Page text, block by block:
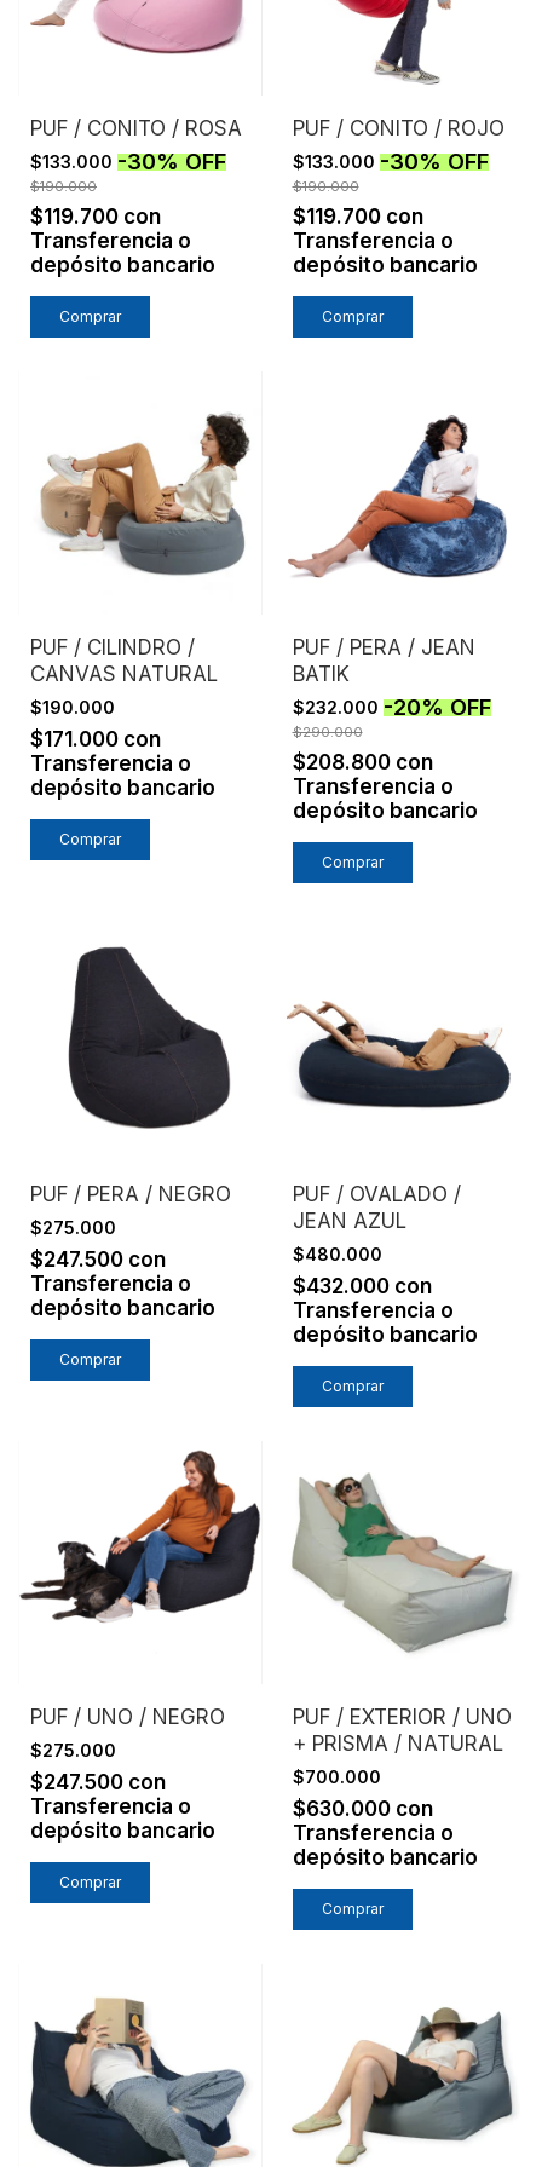
PUF / CONITO / ROSA
$133.000 -30%OFF
$190.000
$119.700 con
Transferencia o
depósito bancario
PUF / CONITO / ROJO
$133.000 -30%OFF
$190.000
$119.700 con
Transferencia o
depósito bancario
PUF / CILINDRO /
CANVAS NATURAL
$190.000
$171.000 con
Transferencia o
depósito bancario
PUF / PERA / JEAN
BATIK
$232.000 -20%OFF
$290.000
$208.800 con
Transferencia o
depósito bancario
PUF / PERA / NEGRO
$275.000
$247.500 con
Transferencia o
depósito bancario
PUF / OVALADO /
JEAN AZUL
$480.000
$432.000 con
Transferencia o
depósito bancario
PUF / UNO / NEGRO
$275.000
$247.500 con
Transferencia o
depósito bancario
PUF / EXTERIOR / UNO
+ PRISMA / NATURAL
$700.000
$630.000 con
Transferencia o
depósito bancario